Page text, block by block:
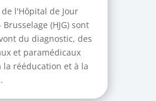
l'Hôpital de Jour
(HJG) sont
du diagnostic, des
et paramédicaux
la rééducation et à la